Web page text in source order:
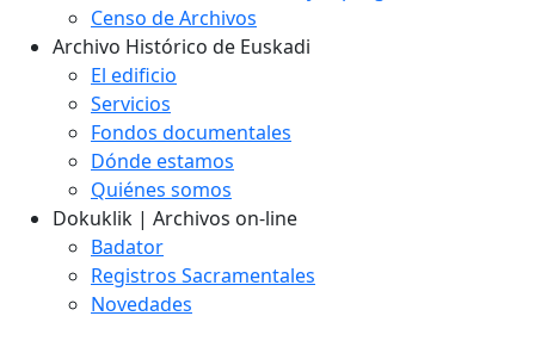
Censo de Archivos
Archivo Histórico de Euskadi
El edificio
Servicios
Fondos documentales
Dónde estamos
Quiénes somos
Dokuklik | Archivos on-line
Badator
Registros Sacramentales
Novedades